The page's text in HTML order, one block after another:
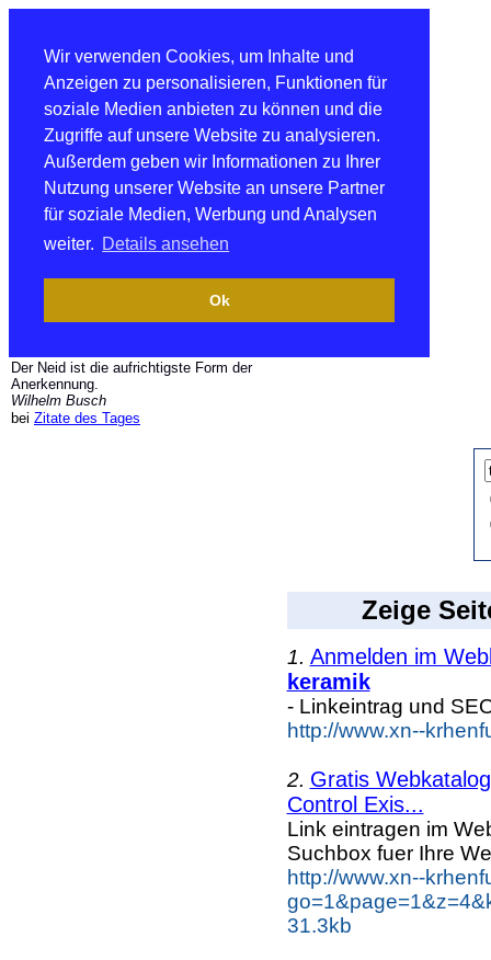
Wir verwenden Cookies, um Inhalte und
Anzeigen zu personalisieren, Funktionen für
soziale Medien anbieten zu können und die
Zugriffe auf unsere Website zu analysieren.
Außerdem geben wir Informationen zu Ihrer
Nutzung unserer Website an unsere Partner
für soziale Medien, Werbung und Analysen
weiter. Details ansehen
Ok
Der Neid ist die aufrichtigste Form der
Anerkennung.
Wilhelm Busch
bei Zitate des Tages
Zeige
1. Anmelden im
keramik
- Linkeintrag und
http://www.xn--
2. Gratis
Control Exis...
Link eintragen im
Suchbox fuer Ihre
http://www.xn--
31.3kb